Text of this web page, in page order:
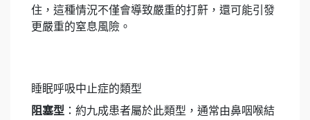
住，這種情況不僅會導致嚴重的打鼾，還可能引發
更嚴重的窒息風險。
睡眠呼吸中止症的類型
阻塞型 ：約九成患者屬於此類型，通常由鼻咽喉結